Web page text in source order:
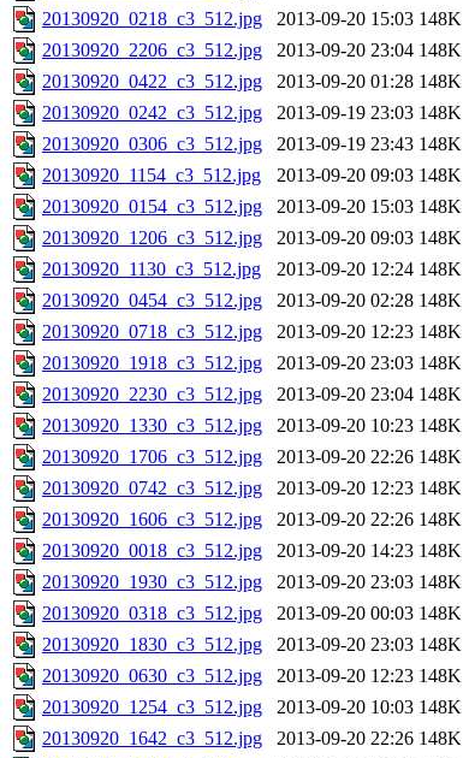
20130920_0218_c3_512.jpg
2013-09-20 15:03 148K
20130920_2206_c3_512.jpg
2013-09-20 23:04 148K
20130920_0422_c3_512.jpg
2013-09-20 01:28 148K
20130920_0242_c3_512.jpg
2013-09-19 23:03 148K
20130920_0306_c3_512.jpg
2013-09-19 23:43 148K
20130920_1154_c3_512.jpg
2013-09-20 09:03 148K
20130920_0154_c3_512.jpg
2013-09-20 15:03 148K
20130920_1206_c3_512.jpg
2013-09-20 09:03 148K
20130920_1130_c3_512.jpg
2013-09-20 12:24 148K
20130920_0454_c3_512.jpg
2013-09-20 02:28 148K
20130920_0718_c3_512.jpg
2013-09-20 12:23 148K
20130920_1918_c3_512.jpg
2013-09-20 23:03 148K
20130920_2230_c3_512.jpg
2013-09-20 23:04 148K
20130920_1330_c3_512.jpg
2013-09-20 10:23 148K
20130920_1706_c3_512.jpg
2013-09-20 22:26 148K
20130920_0742_c3_512.jpg
2013-09-20 12:23 148K
20130920_1606_c3_512.jpg
2013-09-20 22:26 148K
20130920_0018_c3_512.jpg
2013-09-20 14:23 148K
20130920_1930_c3_512.jpg
2013-09-20 23:03 148K
20130920_0318_c3_512.jpg
2013-09-20 00:03 148K
20130920_1830_c3_512.jpg
2013-09-20 23:03 148K
20130920_0630_c3_512.jpg
2013-09-20 12:23 148K
20130920_1254_c3_512.jpg
2013-09-20 10:03 148K
20130920_1642_c3_512.jpg
2013-09-20 22:26 148K